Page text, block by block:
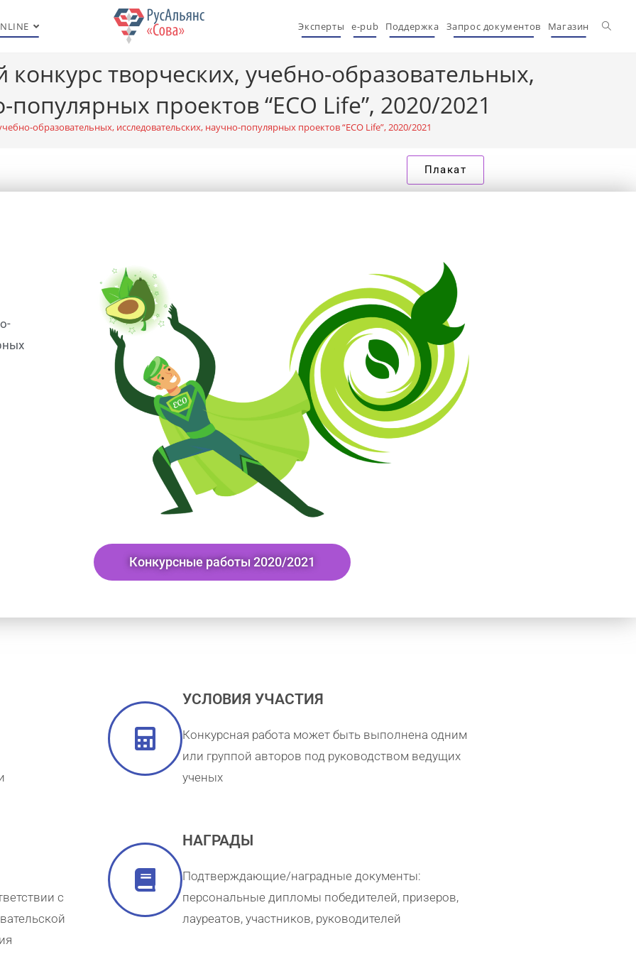
Эксперты e-pub Поддержка Запрос документов Магазин
творческих, учебно-образовательных,
проектов “ECO Life”, 2020/2021
образовательных, исследовательских, научно-популярных проектов “ECO Life”, 2020/2021
Плакат
Конкурсные работы 2020/2021
с
УСЛОВИЯ УЧАСТИЯ
Конкурсная работа может быть выполнена одним
или группой авторов под руководством ведущих
ученых
НАГРАДЫ
Подтверждающие/наградные документы:
персональные дипломы победителей, призеров,
лауреатов, участников, руководителей